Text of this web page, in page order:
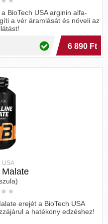
megfelelő
beilleszteni. Ezen
aminosavak
mellékhatásokat
minden aspektusát
az
még sok mást.
és formái
hasznosítják.
BioTech USA arginin alfa-
a vér áramlását és növeli az
6 890 Ft
USA
erejét a BioTech USA
a hatékony edzéshez!